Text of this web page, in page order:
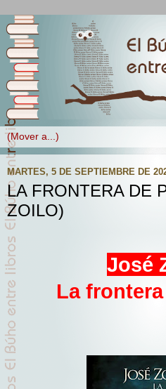
MARTES, 5 DE SEPTIEMBRE DE
LA FRONTERA DE
ZOILO)
José
La